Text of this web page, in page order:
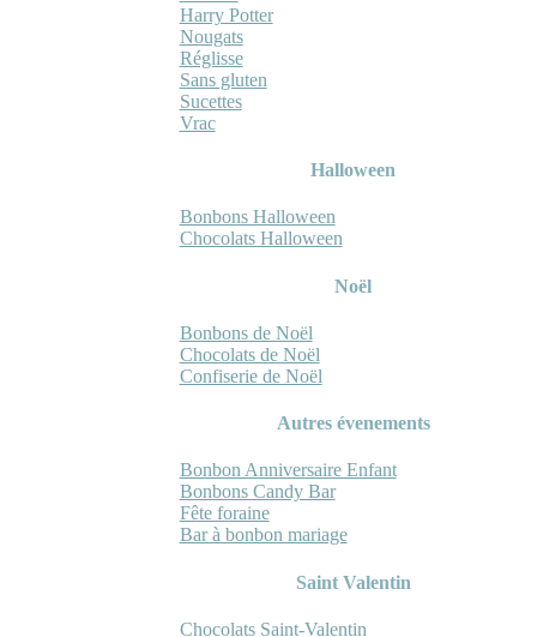
Harry Potter
Nougats
Réglisse
Sans gluten
Sucettes
Vrac
Halloween
Bonbons Halloween
Chocolats Halloween
Noël
Bonbons de Noël
Chocolats de Noël
Confiserie de Noël
Autres évenements
Bonbon Anniversaire Enfant
Bonbons Candy Bar
Fête foraine
Bar à bonbon mariage
Saint Valentin
Chocolats Saint-Valentin